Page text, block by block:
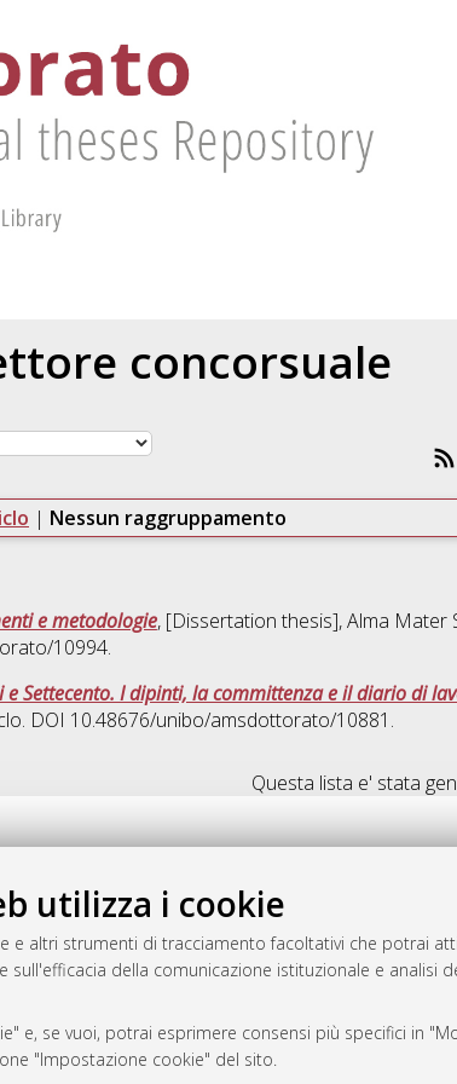
utilizza i cookie
altri strumenti di tracciamento facoltativi che potrai
della comunicazione istituzionale e analisi
e, se vuoi, potrai esprimere consensi più specifici in
"Impostazione cookie" del sito.
concorsuale
| Nessun raggruppamento
e metodologie, [Dissertation thesis], Alma Mater
10994.
Settecento. I dipinti, la committenza e il diario di
DOI 10.48676/unibo/amsdottorato/10881.
Questa lista e' stata